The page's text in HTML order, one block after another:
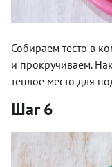
Собираем тесто в
и прокручиваем.
теплое место для
Шаг 6